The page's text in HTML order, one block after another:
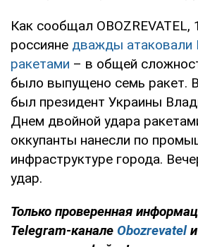
Как сообщал OBOZREVATEL,
россияне дважды атаковали
ракетами – в общей
было выпущено семь ракет.
был президент Украины
Днем двойной удара
оккупанты нанесли по
инфраструктуре города.
удар.
Только проверенная
Telegram-канале Obozrevatelи